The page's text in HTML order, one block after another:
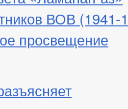
ВОВ (1941-
просвещение